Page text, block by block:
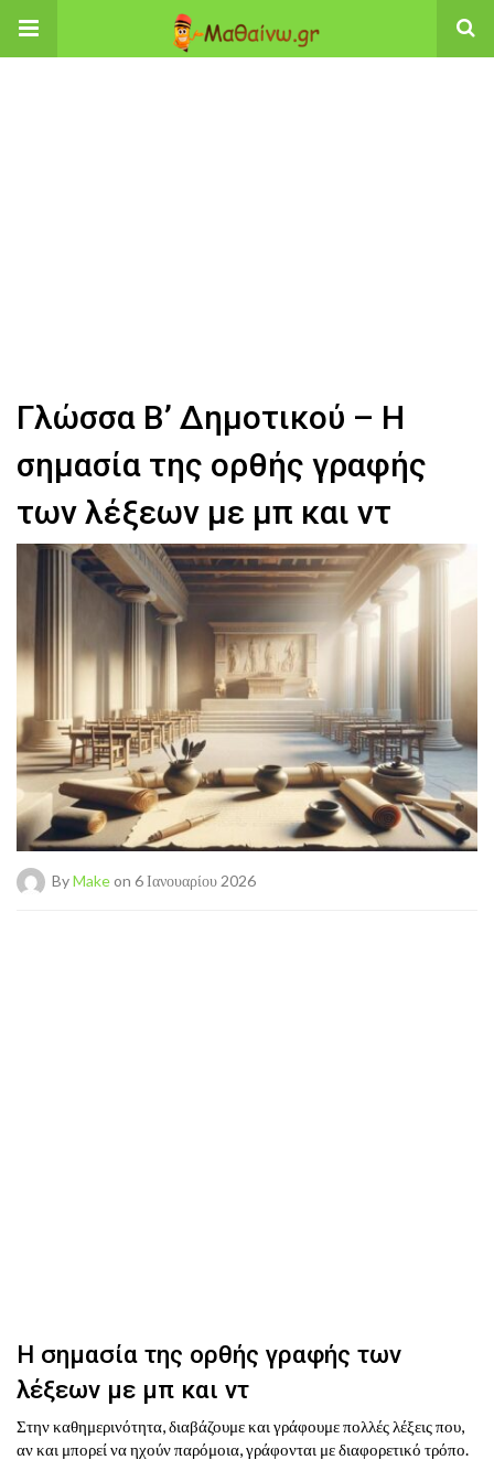
Γλώσσα Β’ Δημοτικού – Η
σημασία της ορθής γραφής
των λέξεων με μπ και ντ
ByMakeon 6 Ιανουαρίου 2026
Η σημασία της ορθής γραφής των
λέξεων με μπ και ντ
Στην καθημερινότητα, διαβάζουμε και γράφουμε πολλές λέξεις που,
αν και μπορεί να ηχούν παρόμοια, γράφονται με διαφορετικό τρόπο.